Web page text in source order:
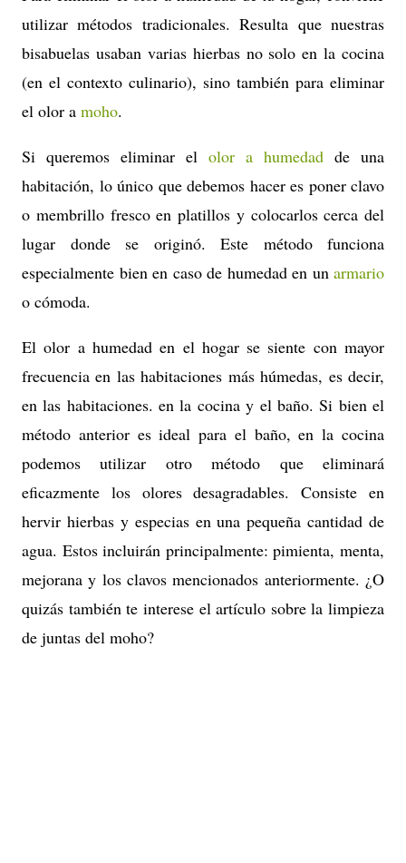
utilizar métodos tradicionales. Resulta que nuestras
bisabuelas usaban varias hierbas no solo en la cocina
(en el contexto culinario), sino también para eliminar
el olor a moho.
Si queremos eliminar el olor a humedad de una
habitación, lo único que debemos hacer es poner clavo
o membrillo fresco en platillos y colocarlos cerca del
lugar donde se originó. Este método funciona
especialmente bien en caso de humedad en un armario
o cómoda.
El olor a humedad en el hogar se siente con mayor
frecuencia en las habitaciones más húmedas, es decir,
en las habitaciones. en la cocina y el baño. Si bien el
método anterior es ideal para el baño, en la cocina
podemos utilizar otro método que eliminará
eficazmente los olores desagradables. Consiste en
hervir hierbas y especias en una pequeña cantidad de
agua. Estos incluirán principalmente: pimienta, menta,
mejorana y los clavos mencionados anteriormente. ¿O
quizás también te interese el artículo sobre la limpieza
de juntas del moho?